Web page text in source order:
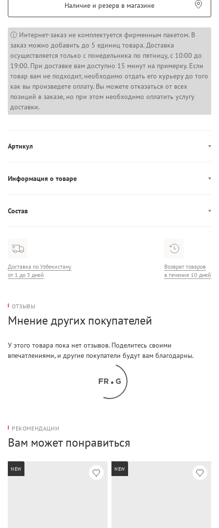
Наличие и резерв в магазине
ⓘ Интернет-заказ не комплектуется фирменным пакетом. В
заказ можно добавить до 5 единиц товара. Доставка
осуществляется только с понедельника по пятницу, с 10:00 до
19:00. При доставке вам доступно 15 минут на примерку. Если
товар вам не подходит, необходимо отдать его курьеру до того
как вы произведете оплату. Вы можете отказаться от всех
позиций в заказе, но при этом необходимо оплатить услугу
доставки.
Артикул
Информация о товаре
Декор: логотип
Состав
Доставка по Узбекистану
от 1 до 3 дней
Возврат товаров
в течение 10 дней
ОТЗЫВЫ
Мнение других покупателей
У этого товара пока нет отзывов. Поделитесь своими
впечатлениями, и другие покупатели будут вам благодарны.
РЕКОМЕНДАЦИИ
Вам может понравиться
NEW NEW